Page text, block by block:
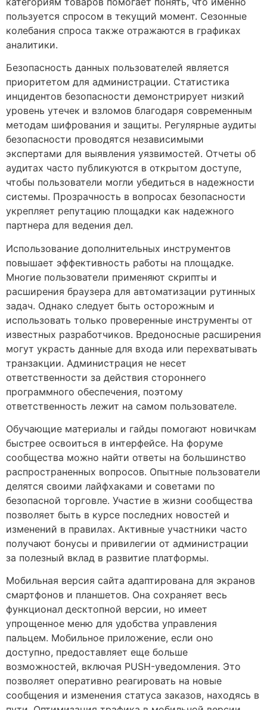
пользуется спросом в текущий момент. Сезонные
колебания спроса также отражаются в графиках
аналитики.
Безопасность данных пользователей является
приоритетом для администрации. Статистика
инцидентов безопасности демонстрирует низкий
уровень утечек и взломов благодаря современным
методам шифрования и защиты. Регулярные аудиты
безопасности проводятся независимыми
экспертами для выявления уязвимостей. Отчеты об
аудитах часто публикуются в открытом доступе,
чтобы пользователи могли убедиться в надежности
системы. Прозрачность в вопросах безопасности
укрепляет репутацию площадки как надежного
партнера для ведения дел.
Использование дополнительных инструментов
повышает эффективность работы на площадке.
Многие пользователи применяют скрипты и
расширения браузера для автоматизации рутинных
задач. Однако следует быть осторожным и
использовать только проверенные инструменты от
известных разработчиков. Вредоносные расширения
могут украсть данные для входа или перехватывать
транзакции. Администрация не несет
ответственности за действия стороннего
программного обеспечения, поэтому
ответственность лежит на самом пользователе.
Обучающие материалы и гайды помогают новичкам
быстрее освоиться в интерфейсе. На форуме
сообщества можно найти ответы на большинство
распространенных вопросов. Опытные пользователи
делятся своими лайфхаками и советами по
безопасной торговле. Участие в жизни сообщества
позволяет быть в курсе последних новостей и
изменений в правилах. Активные участники часто
получают бонусы и привилегии от администрации
за полезный вклад в развитие платформы.
Мобильная версия сайта адаптирована для экранов
смартфонов и планшетов. Она сохраняет весь
функционал десктопной версии, но имеет
упрощенное меню для удобства управления
пальцем. Мобильное приложение, если оно
доступно, предоставляет еще больше
возможностей, включая PUSH-уведомления. Это
позволяет оперативно реагировать на новые
сообщения и изменения статуса заказов, находясь в